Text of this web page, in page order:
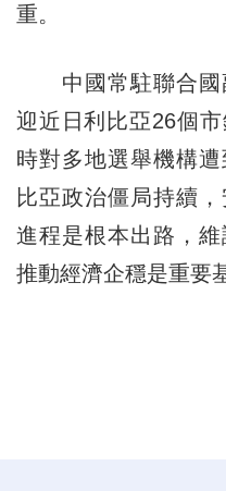
重。
中國常駐聯合國
迎近日利比亞26個
時對多地選舉機構
比亞政治僵局持續
進程是根本出路，維
推動經濟企穩是重要